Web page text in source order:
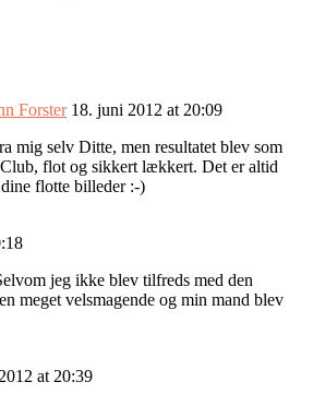
Forster 18. juni 2012 at 20:09
mig selv Ditte, men resultatet blev som
flot og sikkert lækkert. Det er altid
flotte billeder :-)
jeg ikke blev tilfreds med den
meget velsmagende og min mand blev
at 20:39